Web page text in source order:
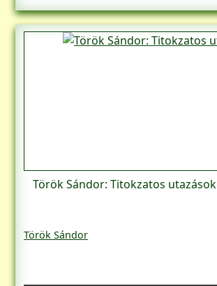
Török Sándor: Titokzatos
Török Sándor